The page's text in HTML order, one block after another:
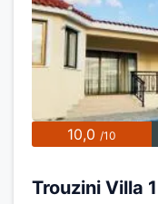
10,0 /10
Trouzini Villa 1